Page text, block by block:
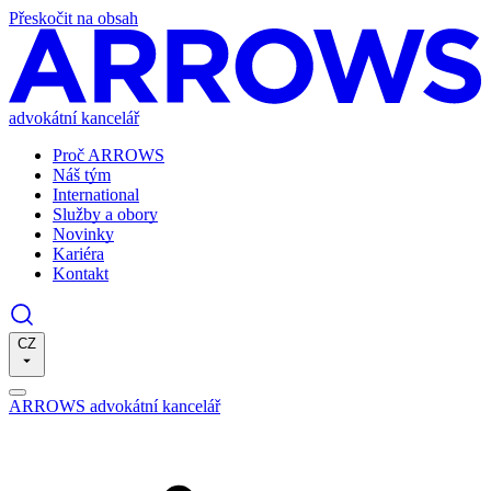
Přeskočit na obsah
advokátní kancelář
Proč ARROWS
Náš tým
International
Služby a obory
Novinky
Kariéra
Kontakt
CZ
ARROWS advokátní kancelář